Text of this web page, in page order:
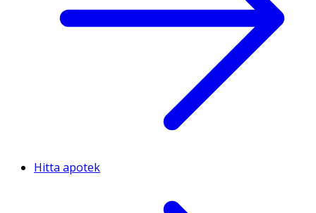
Hitta apotek